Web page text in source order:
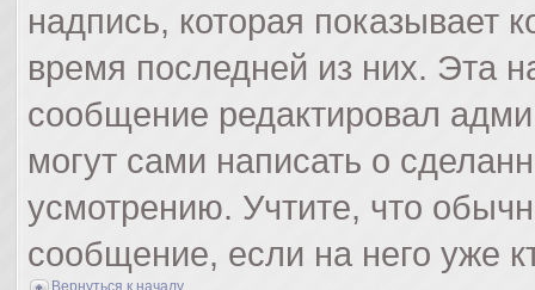
надпись, которая показывает
время последней из них. Эта
сообщение редактировал
могут сами написать о
усмотрению. Учтите, что
сообщение, если на него уже
Вернуться к началу